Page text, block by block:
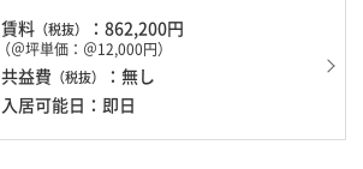
賃料 （税抜） ：862,200円
（＠坪単価：＠12,000円）
共益費 （税抜）
：無し
入居可能日：即日